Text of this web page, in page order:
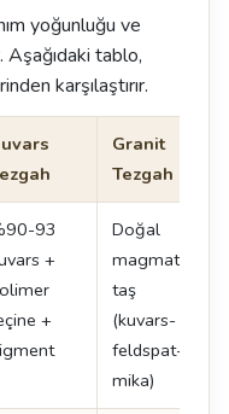
yoğunluğu ve
Aşağıdaki tablo,
karşılaştırır.
Granit
Tezgah
93
+
+
Doğal
magmatik
taş
(kuvars-
feldspat-
mika)